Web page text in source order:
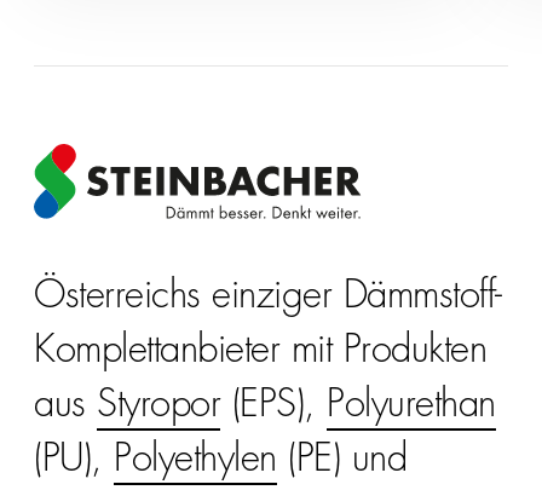
Österreichs einziger Dämmstoff-
Komplettanbieter mit Produkten
aus Styropor(EPS), Polyurethan
(PU), Polyethylen (PE) und